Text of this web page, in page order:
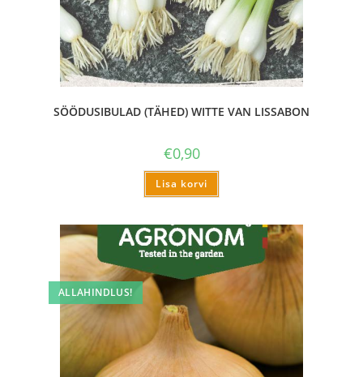
SÖÖDUSIBULAD (TÄHED) WITTE VAN LISSABON
€0,90
Lisa korvi
ALLAHINDLUS!